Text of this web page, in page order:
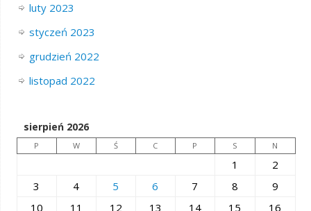
luty 2023
styczeń 2023
grudzień 2022
listopad 2022
sierpień 2026
P W Ś C P S N
1
2
3
4 5 6 7 8
9
10
11 12 13 14 15
16